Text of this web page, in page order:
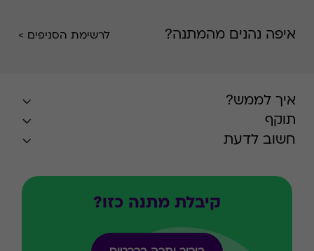
איפה נהנים מהמתנה? לרשימת הסניפים >
איך לממש?
תוקף
חשוב לדעת
קיבלת מתנה כזו?